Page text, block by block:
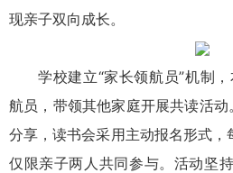
现亲子双向成长。
学校建立“家长领航员”机制
航员，带领其他家庭开展共读活
分享，读书会采用主动报名形式
仅限亲子两人共同参与。活动坚